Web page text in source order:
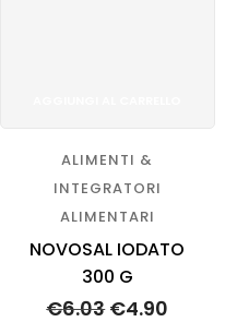
ALIMENTI &
INTEGRATORI
ALIMENTARI
NOVOSAL IODATO
300 G
€6.03 Il
€4.90